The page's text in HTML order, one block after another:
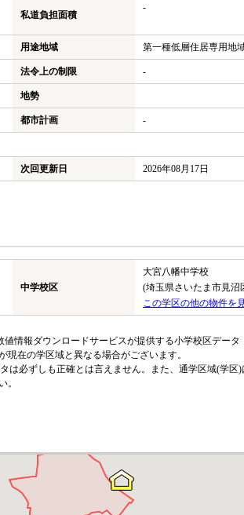
私道負担面積
-
用途地域 第一種低層住居専用地
法令上の制限 -
地勢
都市計画 -
次回更新日
2026年08月17日
中学校区
大宮八幡中学校
(埼玉県さいたま市見沼
この学区の他の物件を
情報ダウンロードサービスが提供する小学校区データ
在の学区域と異なる場合がございます。
は必ずしも正確とは言えません。また、通学区域(学区
。